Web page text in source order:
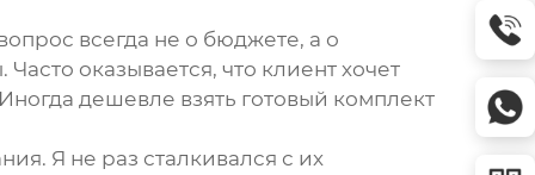
всегда не о бюджете, а о
оказывается, что клиент хочет
дешевле взять готовый комплект
. Я не раз сталкивался с их